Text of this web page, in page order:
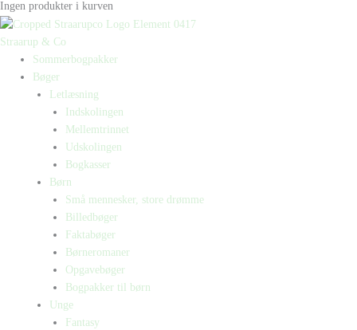
Ingen produkter i kurven
Straarup & Co
Sommerbogpakker
Bøger
Letlæsning
Indskolingen
Mellemtrinnet
Udskolingen
Bogkasser
Børn
Små mennesker, store drømme
Billedbøger
Faktabøger
Børneromaner
Opgavebøger
Bogpakker til børn
Unge
Fantasy